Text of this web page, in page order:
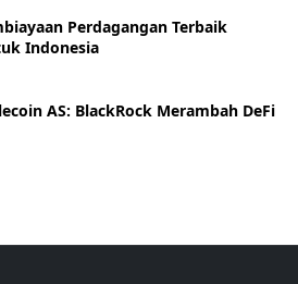
Perdagangan Terbaik
Indonesia
AS: BlackRock Merambah DeFi